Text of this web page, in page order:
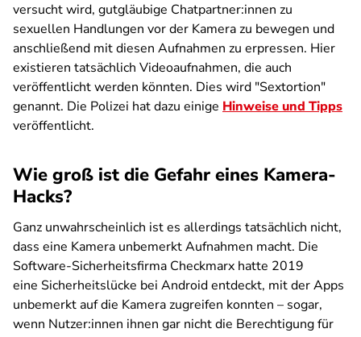
versucht wird, gutgläubige Chatpartner:innen zu
sexuellen Handlungen vor der Kamera zu bewegen und
anschließend mit diesen Aufnahmen zu erpressen. Hier
existieren tatsächlich Videoaufnahmen, die auch
veröffentlicht werden könnten. Dies wird "Sextortion"
genannt. Die Polizei hat dazu einige Hinweise und Tipps
veröffentlicht.
Wie groß ist die Gefahr eines Kamera-
Hacks?
Ganz unwahrscheinlich ist es allerdings tatsächlich nicht,
dass eine Kamera unbemerkt Aufnahmen macht. Die
Software-Sicherheitsfirma Checkmarx hatte 2019
eine Sicherheitslücke bei Android entdeckt, mit der Apps
unbemerkt auf die Kamera zugreifen konnten – sogar,
wenn Nutzer:innen ihnen gar nicht die Berechtigung für